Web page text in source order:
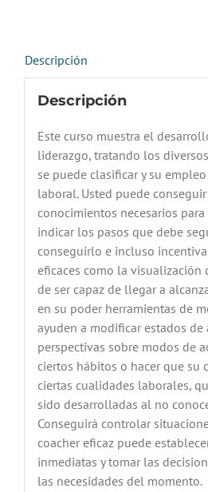
Descripción
Descripción
Este curso muestra el
liderazgo, tratando los
se puede clasificar y su
laboral. Usted puede
conocimientos necesarios
indicar los pasos que debe
conseguirlo e incluso
eficaces como la visualización
de ser capaz de llegar a
en su poder herramientas de
ayuden a modificar estados de
perspectivas sobre modos de
ciertos hábitos o hacer que su
ciertas cualidades laborales,
sido desarrolladas al no
Conseguirá controlar
coacher eficaz puede
inmediatas y tomar las
las necesidades del momento.